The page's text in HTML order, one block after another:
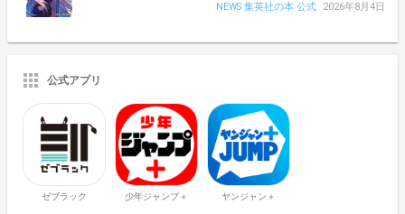
NEWS 集英社の本 公式
2026年8月4日
公式アプリ
ゼブラック 少年ジャンプ＋ ヤンジャン＋